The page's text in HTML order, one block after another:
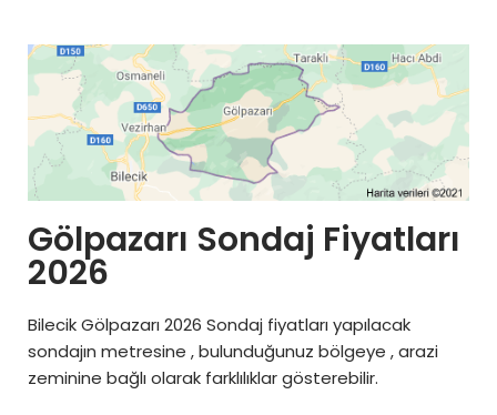
Gölpazarı Sondaj Fiyatları
2026
Bilecik Gölpazarı 2026 Sondaj fiyatları yapılacak
sondajın metresine , bulunduğunuz bölgeye , arazi
zeminine bağlı olarak farklılıklar gösterebilir.